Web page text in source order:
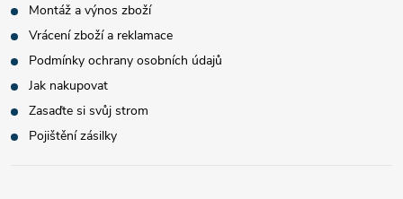
Montáž a výnos zboží
Vrácení zboží a reklamace
Podmínky ochrany osobních údajů
Jak nakupovat
Zasaďte si svůj strom
Pojištění zásilky